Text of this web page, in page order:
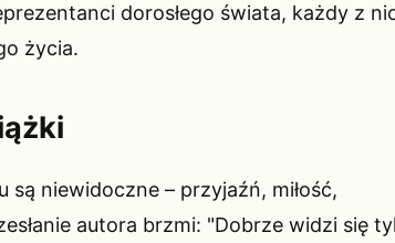
dorosłego świata, każdy z
życia.
niewidoczne – przyjaźń, miłość,
autora brzmi: "Dobrze widzi się